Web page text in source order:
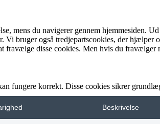
mens du navigerer gennem hjemmesiden.
bruger også tredjepartscookies, der hjælper
disse cookies. Men hvis du fravælger
fungere korrekt. Disse cookies sikrer
Beskrivelse